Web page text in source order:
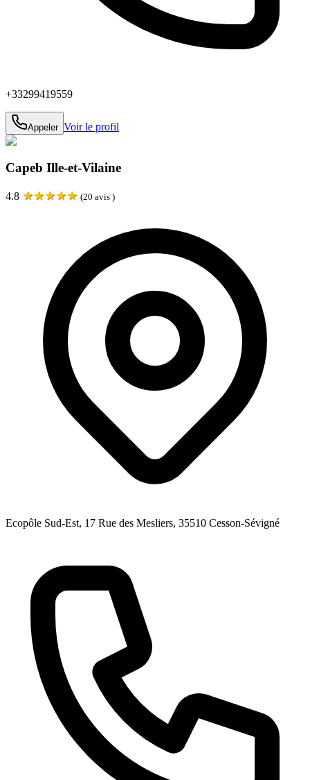
+33299419559
Appeler Voir le profil
Capeb Ille-et-Vilaine
4.8 ★★★★★ (20 avis )
Ecopôle Sud-Est, 17 Rue des Mesliers, 35510 Cesson-Sévigné